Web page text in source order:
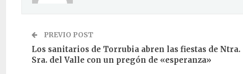
PREVIO POST
Los sanitarios de Torrubia abren las fiestas de Ntra.
Sra. del Valle con un pregón de «esperanza»